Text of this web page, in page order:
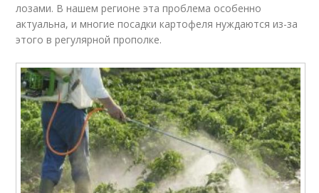
лозами. В нашем регионе эта проблема особенно
актуальна, и многие посадки картофеля нуждаются из-за
этого в регулярной прополке.